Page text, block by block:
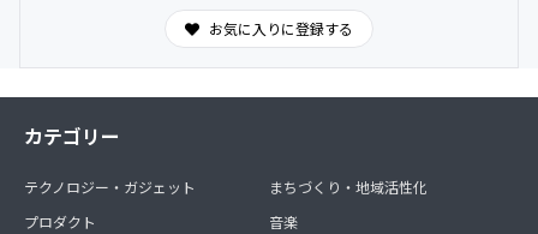
＜この特典を選ぶ＞をタップすると参加手続きに進めま
お気に入りに登録する
カテゴリー
テクノロジー・ガジェット
プロダクト
まちづくり・地域活性化
音楽